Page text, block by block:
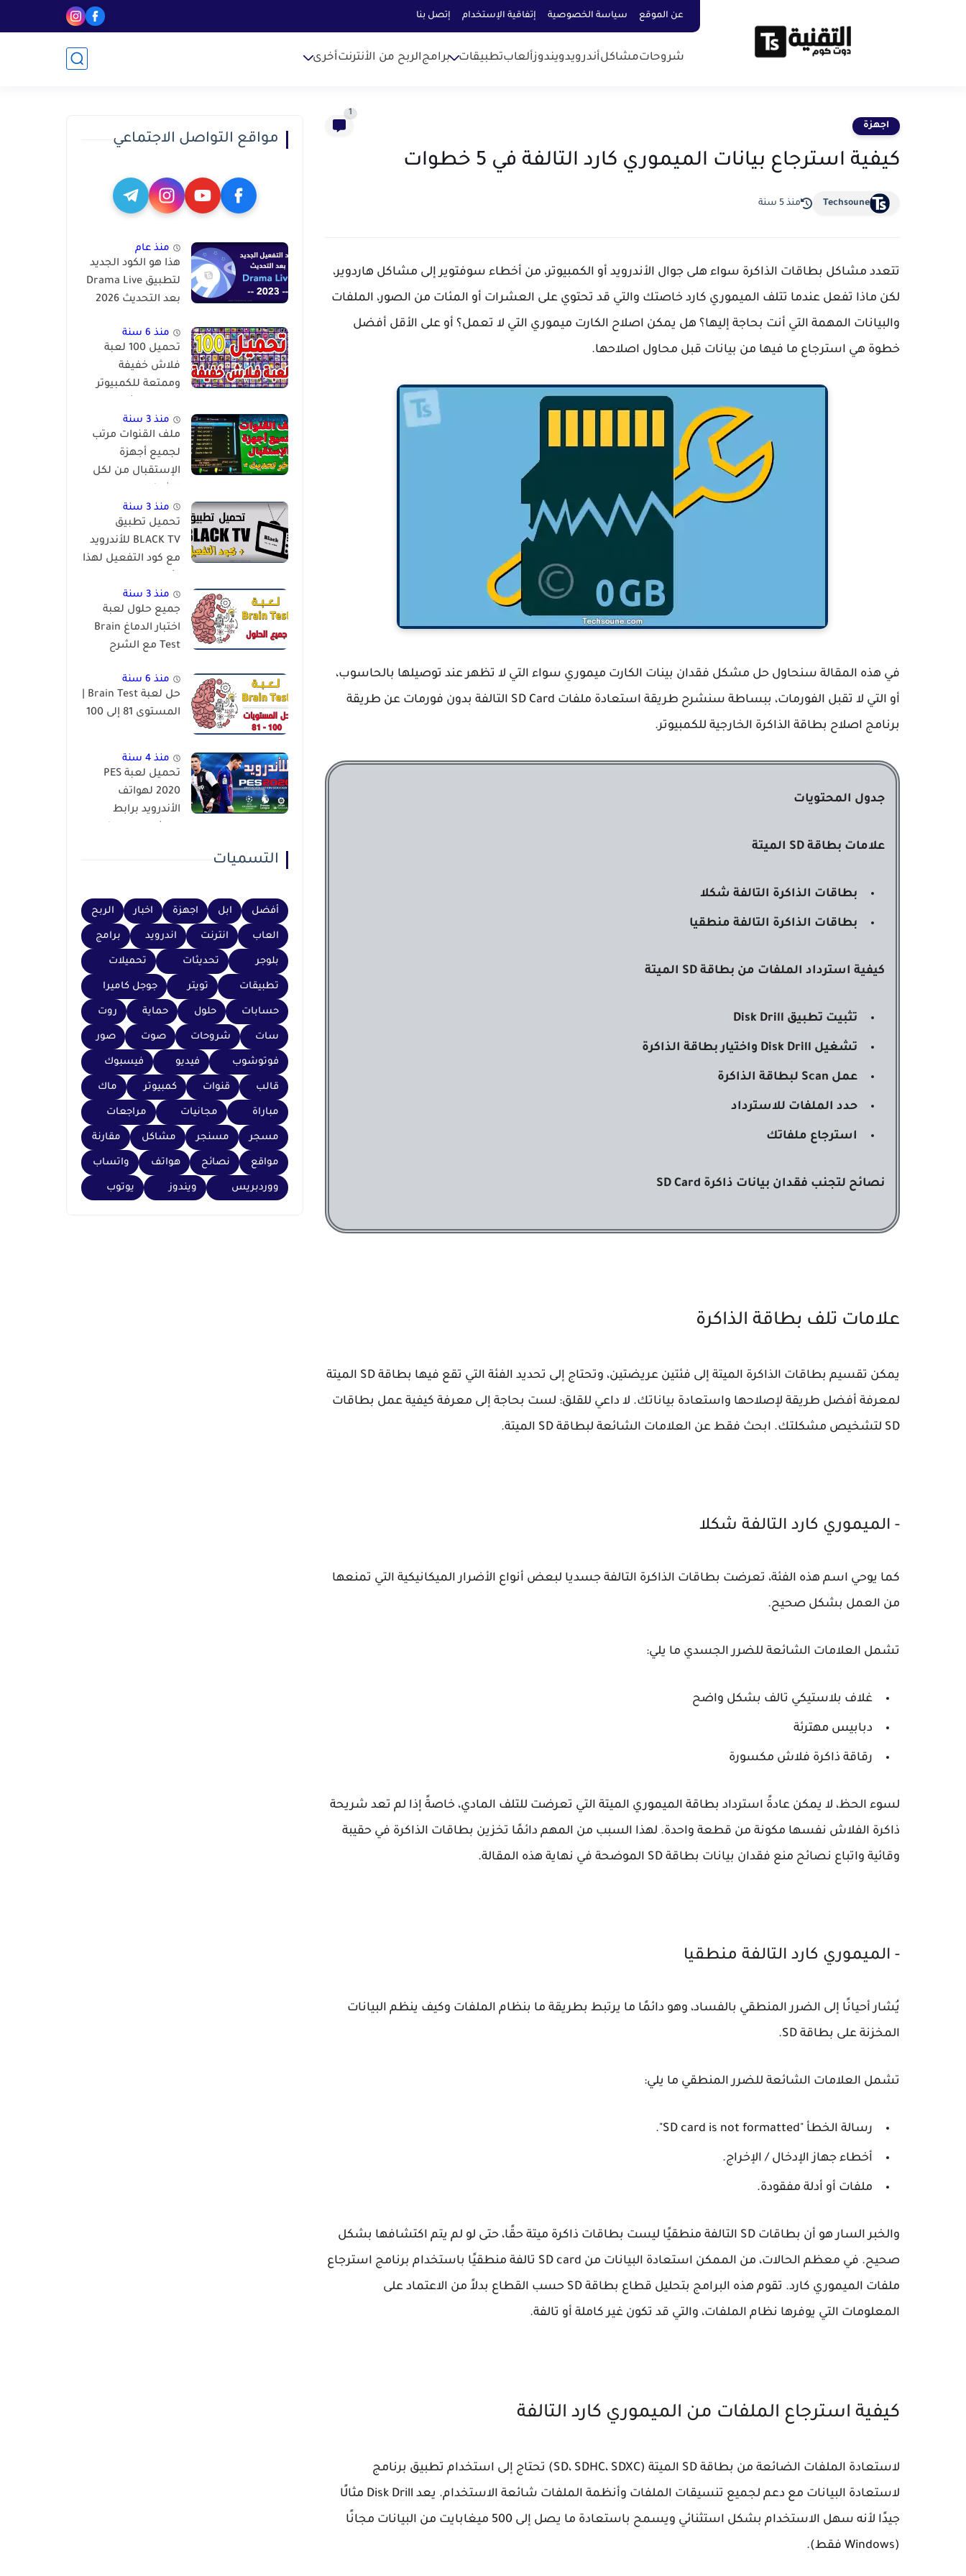
عن الموقع سياسة الخصوصية إتفاقية الإستخدام إتصل بنا
شروحاتمشاكلأندرويدويندوزألعابتطبيقات برامجالربح من الأنترنتأخرى
اجهزة
1
كيفية استرجاع بيانات الميموري كارد التالفة في 5 خطوات
Techsoune منذ 5 سنة
تتعدد مشاكل بطاقات الذاكرة سواء هلى جوال الأندرويد أو الكمبيوتر، من أخطاء سوفتوير إلى مشاكل هاردوير،
لكن ماذا تفعل عندما تتلف الميموري كارد خاصتك والتي قد تحتوي على العشرات أو المئات من الصور، الملفات
والبيانات المهمة التي أنت بحاجة إليها؟ هل يمكن اصلاح الكارت ميموري التي لا تعمل؟ أو على الأقل أفضل
خطوة هي استرجاع ما فيها من بيانات قبل محاول اصلاحها.
في هذه المقالة سنحاول حل مشكل فقدان بينات الكارت ميموري سواء التي لا تظهر عند توصيلها بالحاسوب،
أو التي لا تقبل الفورمات، ببساطة سنشرح طريقة استعادة ملفات SD Card التالفة بدون فورمات عن طريقة
برنامج اصلاح بطاقة الذاكرة الخارجية للكمبيوتر.
جدول المحتويات
علامات بطاقة SD الميتة
بطاقات الذاكرة التالفة شكلا
بطاقات الذاكرة التالفة منطقيا
كيفية استرداد الملفات من بطاقة SD الميتة
تثبيت تطبيق Disk Drill
تشغيل Disk Drill واختيار بطاقة الذاكرة
عمل Scan لبطاقة الذاكرة
حدد الملفات للاسترداد
استرجاع ملفاتك
نصائح لتجنب فقدان بيانات ذاكرة SD Card
علامات تلف بطاقة الذاكرة
يمكن تقسيم بطاقات الذاكرة الميتة إلى فئتين عريضتين، وتحتاج إلى تحديد الفئة التي تقع فيها بطاقة SD الميتة
لمعرفة أفضل طريقة لإصلاحها واستعادة بياناتك. لا داعي للقلق: لست بحاجة إلى معرفة كيفية عمل بطاقات
SD لتشخيص مشكلتك. ابحث فقط عن العلامات الشائعة لبطاقة SD الميتة.
- الميموري كارد التالفة شكلا
كما يوحي اسم هذه الفئة، تعرضت بطاقات الذاكرة التالفة جسديا لبعض أنواع الأضرار الميكانيكية التي تمنعها
من العمل بشكل صحيح.
تشمل العلامات الشائعة للضرر الجسدي ما يلي:
غلاف بلاستيكي تالف بشكل واضح
دبابيس مهترئة
رقاقة ذاكرة فلاش مكسورة
لسوء الحظ، لا يمكن عادةً استرداد بطاقة الميموري الميتة التي تعرضت للتلف المادي، خاصةً إذا لم تعد شريحة
ذاكرة الفلاش نفسها مكونة من قطعة واحدة. لهذا السبب من المهم دائمًا تخزين بطاقات الذاكرة في حقيبة
وقائية واتباع نصائح منع فقدان بيانات بطاقة SD الموضحة في نهاية هذه المقالة.
- الميموري كارد التالفة منطقيا
يُشار أحيانًا إلى الضرر المنطقي بالفساد، وهو دائمًا ما يرتبط بطريقة ما بنظام الملفات وكيف ينظم البيانات
المخزنة على بطاقة SD.
تشمل العلامات الشائعة للضرر المنطقي ما يلي:
رسالة الخطأ "SD card is not formatted".
أخطاء جهاز الإدخال / الإخراج.
ملفات أو أدلة مفقودة.
والخبر السار هو أن بطاقات SD التالفة منطقيًا ليست بطاقات ذاكرة ميتة حقًا، حتى لو لم يتم اكتشافها بشكل
صحيح. في معظم الحالات، من الممكن استعادة البيانات من SD card تالفة منطقيًا باستخدام برنامج استرجاع
ملفات الميموري كارد. تقوم هذه البرامج بتحليل قطاع بطاقة SD حسب القطاع بدلاً من الاعتماد على
المعلومات التي يوفرها نظام الملفات، والتي قد تكون غير كاملة أو تالفة.
كيفية استرجاع الملفات من الميموري كارد التالفة
لاستعادة الملفات الضائعة من بطاقة SD الميتة (SD، SDHC، SDXC) تحتاج إلى استخدام تطبيق برنامج
لاستعادة البيانات مع دعم لجميع تنسيقات الملفات وأنظمة الملفات شائعة الاستخدام. يعد Disk Drill مثالًا
جيدًا لأنه سهل الاستخدام بشكل استثنائي ويسمح باستعادة ما يصل إلى 500 ميغابايت من البيانات مجانًا
(Windows فقط).
مواقع التواصل الاجتماعي
منذ عام
هذا هو الكود الجديد
لتطبيق Drama Live
بعد التحديث 2026
منذ 6 سنة
تحميل 100 لعبة
فلاش خفيفة
وممتعة للكمبيوتر
منذ 3 سنة
ملف القنوات مرتب
لجميع أجهزة
الإستقبال من لكل
والمعالجات
منذ 3 سنة
تحميل تطبيق
BLACK TV للأندرويد
مع كود التفعيل لهذا
منذ 3 سنة
جميع حلول لعبة
اختبار الدماغ Brain
Test مع الشرح
منذ 6 سنة
المستوى 81 إلى 100
منذ 4 سنة
تحميل لعبة PES
2020 لهواتف
الأندرويد برابط
التسميات
أفضل ابل اجهزة اخبار الربح
العاب انترنت اندرويد برامج
بلوجر تحديثات تحميلات
تطبيقات تويتر جوجل كاميرا
حسابات حلول حماية روت
سات شروحات صوت صور
فوتوشوب فيديو فيسبوك
قالب قنوات كمبيوتر ماك
مباراة مجانيات مراجعات
مسجر مسنجر مشاكل مقارنة
مواقع نصائح هواتف واتساب
ووردبريس ويندوز يوتوب